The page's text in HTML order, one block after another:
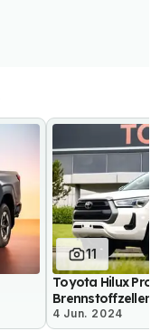
11
Toyota Hilux
4 Jun. 2024